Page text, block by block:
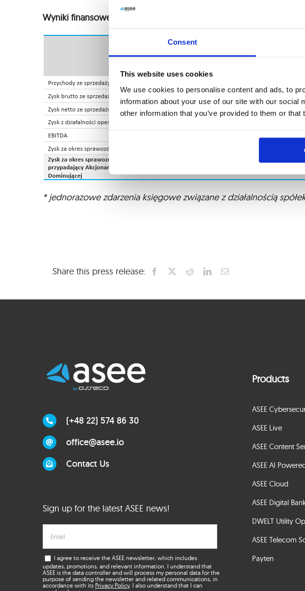
Consent
This website uses cookies
We use cookies to personalise content and ads, to
information about your use of our site with our
other information that you’ve provided to them or
Wyniki finansowe Grupy ASEE za III kwartał 2025 roku po
* jednorazowe zdarzenia księgowe związane z działalnością
Share this press release:
(+48 22) 574 86 30
office@asee.io
Contact Us
Sign up for the latest ASEE news!
I agree to receive the ASEE newsletter, which includes
updates, promotions, and relevant information. I understand that
ASEE is the data controller and will process my personal data for the
purpose of sending the newsletter and related communications, in
accordance with its Privacy Policy. I also understand that I can
Products
ASEE
ASEE Live
ASEE Content
ASEE AI
ASEE Cloud
ASEE Digital
DWELT Utility
ASEE Telecom
Payten